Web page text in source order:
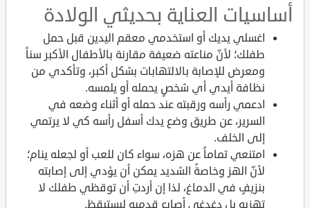
أساسيات العناية بحديثي الولادة
اغسلي يديك أو استخدمي معقم اليدين قبل حمل
طفلك؛ لأنّ مناعته ضعيفة مقارنة بالأطفال الأكبر سناً
ومعرض للإصابة بالالتهابات بشكل أكبر، وتأكدي من
نظافة أيدي أي شخصٍ يحمله أو يلمسه.
ادعمي رأسه ورقبته عند حمله أو أثناء وضعه في
السرير، عن طريق وضع يدك أسفل رأسه كي لا يرتمي
إلى الخلف.
امتنعي تماماً عن هزه، سواء كان للعب أو لجعله ينام؛
لأنّ الهز وخاصةً الشديد يمكن أن يؤدي إلى إصابته
بنزيفٍ في الدماغ، لذا إن أردتِ أن توقظي طفلك لا
تهزيه بل دغدغي أصابع قدميه ليستيقظ.